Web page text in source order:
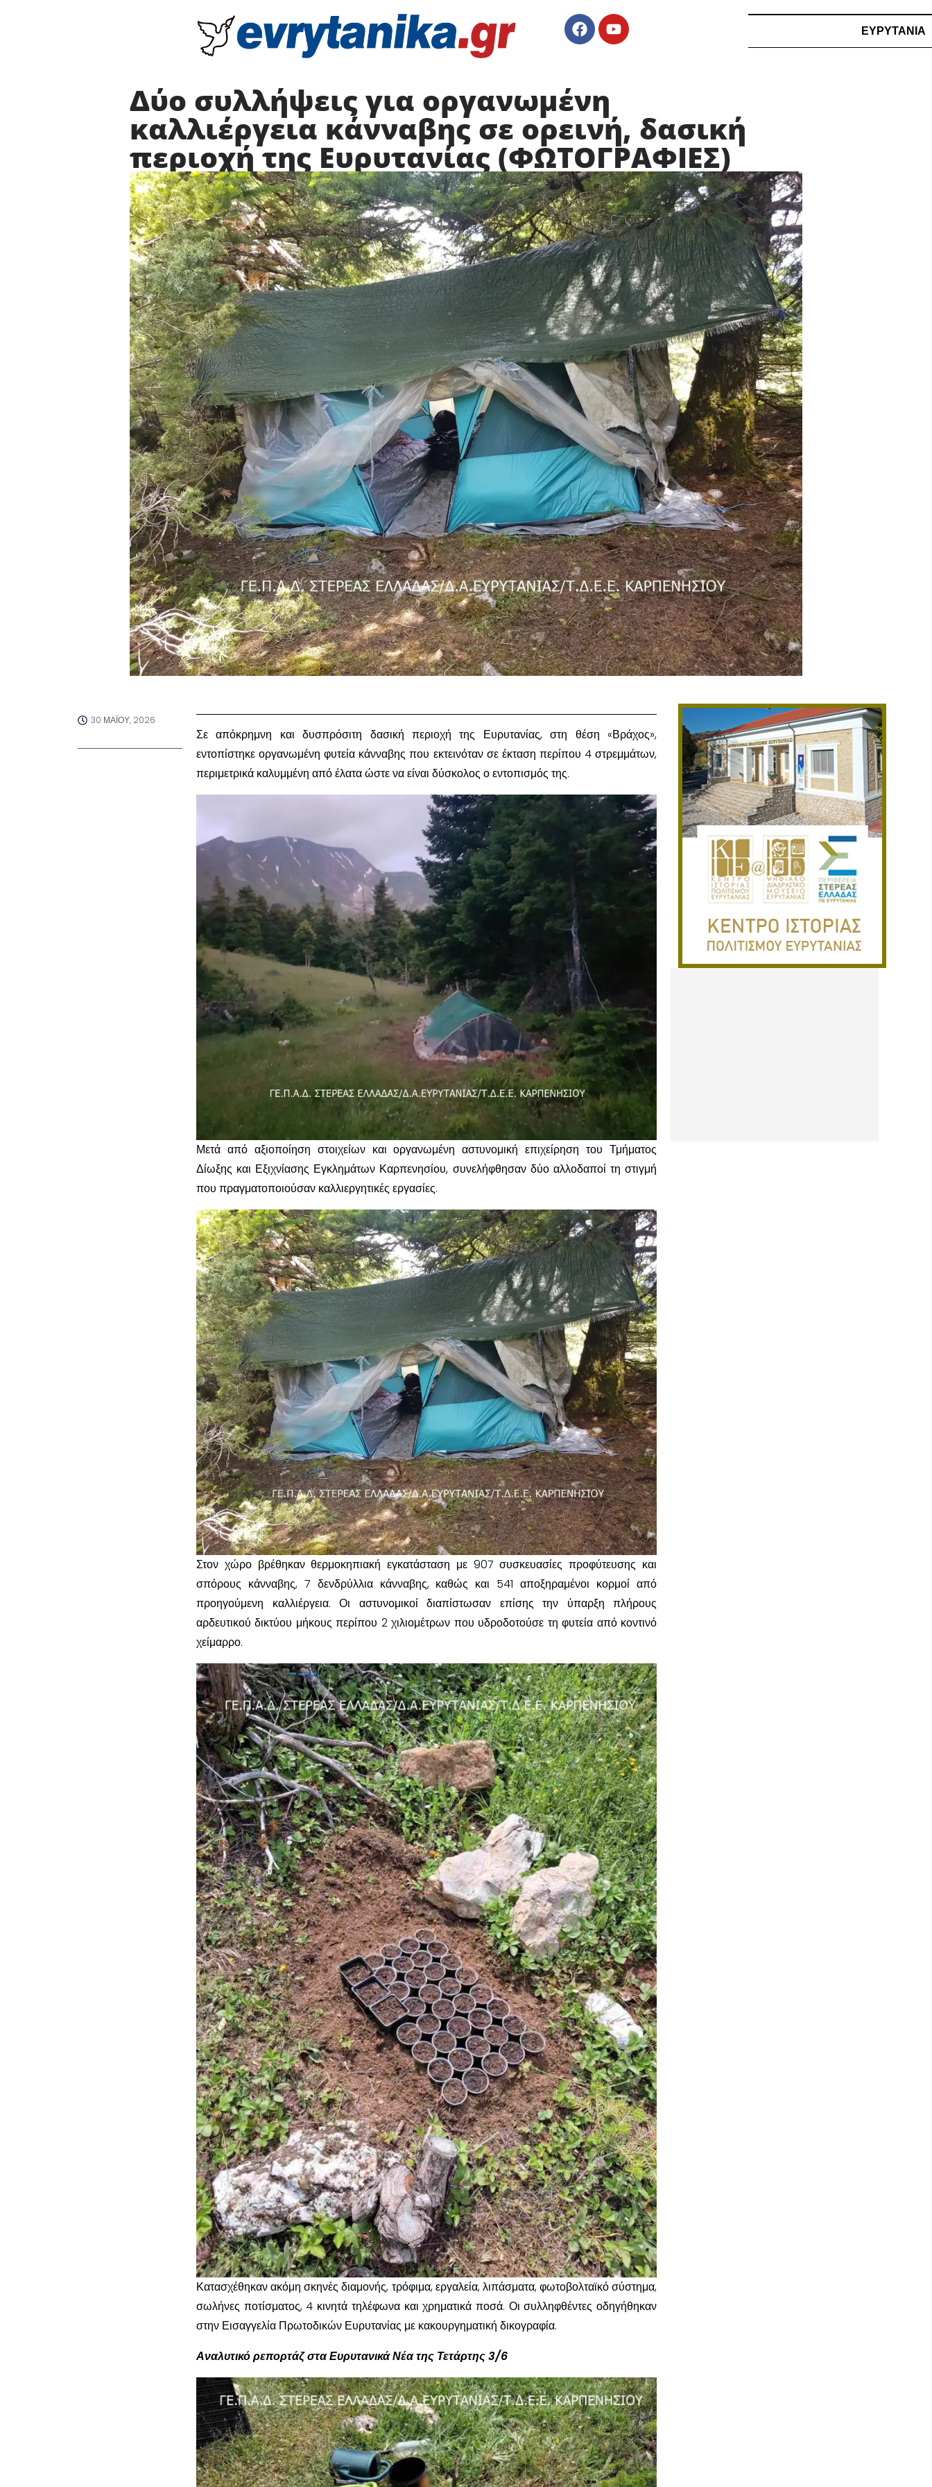
ΕΥΡΥΤΑΝΙΑ
Δύο συλλήψεις για οργανωμένη
καλλιέργεια κάνναβης σε ορεινή, δασική
περιοχή της Ευρυτανίας (ΦΩΤΟΓΡΑΦΙΕΣ)
30 ΜΑΪ́ΟΥ, 2026
Σε απόκρημνη και δυσπρόσιτη δασική περιοχή της Ευρυτανίας, στη θέση «Βράχος»,
εντοπίστηκε οργανωμένη φυτεία κάνναβης που εκτεινόταν σε έκταση περίπου 4 στρεμμάτων,
περιμετρικά καλυμμένη από έλατα ώστε να είναι δύσκολος ο εντοπισμός της.
Μετά από αξιοποίηση στοιχείων και οργανωμένη αστυνομική επιχείρηση του Τμήματος
Δίωξης και Εξιχνίασης Εγκλημάτων Καρπενησίου, συνελήφθησαν δύο αλλοδαποί τη στιγμή
που πραγματοποιούσαν καλλιεργητικές εργασίες.
Στον χώρο βρέθηκαν θερμοκηπιακή εγκατάσταση με 907 συσκευασίες προφύτευσης και
σπόρους κάνναβης, 7 δενδρύλλια κάνναβης, καθώς και 541 αποξηραμένοι κορμοί από
προηγούμενη καλλιέργεια. Οι αστυνομικοί διαπίστωσαν επίσης την ύπαρξη πλήρους
αρδευτικού δικτύου μήκους περίπου 2 χιλιομέτρων που υδροδοτούσε τη φυτεία από κοντινό
χείμαρρο.
Κατασχέθηκαν ακόμη σκηνές διαμονής, τρόφιμα, εργαλεία, λιπάσματα, φωτοβολταϊκό σύστημα,
σωλήνες ποτίσματος, 4 κινητά τηλέφωνα και χρηματικά ποσά. Οι συλληφθέντες οδηγήθηκαν
στην Εισαγγελία Πρωτοδικών Ευρυτανίας με κακουργηματική δικογραφία.
Αναλυτικό ρεπορτάζ στα Ευρυτανικά Νέα της Τετάρτης 3/6